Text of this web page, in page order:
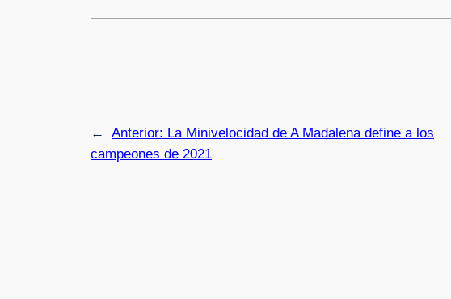
← Anterior: La Minivelocidad de A Madalena define a los
campeones de 2021